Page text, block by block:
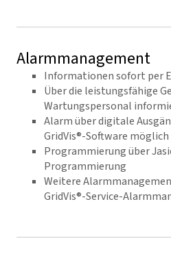
Alarmmanagement
Informationen sofort per
Über die leistungsfähige
Wartungspersonal
Alarm über digitale
GridVis®-Software möglich
Programmierung über
Programmierung
Weitere
GridVis®-Service-